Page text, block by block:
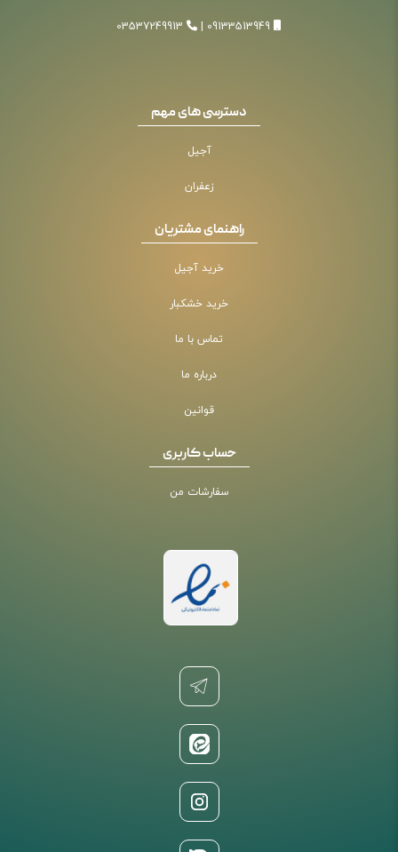
09133513949
03537249913
دسترسی های مهم
آجیل
زعفران
راهنمای مشتریان
خرید آجیل
خرید خشکبار
تماس با ما
درباره ما
قوانین
حساب کاربری
سفارشات من